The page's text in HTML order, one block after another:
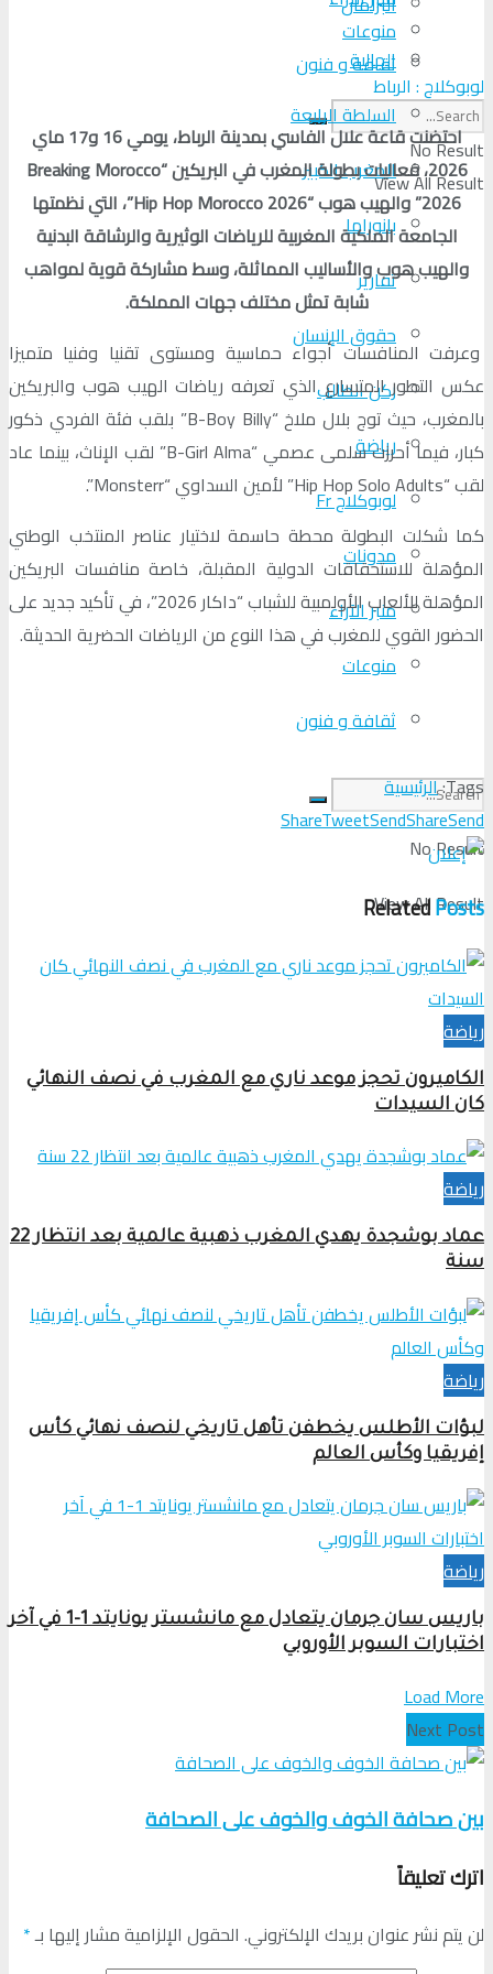
منوعات
ثقافة و فنون
No Result
View All Result
الجالية
السلطة الرابعة
المغرب الكبير
بانوراما
تقارير
حقوق الإنسان
ركن الطالب
رياضة
لوبوكلاج Fr
مدونات
منبر الآراء
منوعات
ثقافة و فنون
No Result
View All Result
لوبوكلاج : الرباط
احتضنت قاعة علال الفاسي بمدينة الرباط، يومي 16 و17 ماي
2026، فعاليات بطولة المغرب في البريكين “Breaking Morocco
2026” والهيب هوب “Hip Hop Morocco 2026”، التي نظمتها
الجامعة الملكية المغربية للرياضات الوثيرية والرشاقة البدنية
والهيب هوب والأساليب المماثلة، وسط مشاركة قوية لمواهب
شابة تمثل مختلف جهات المملكة.
وعرفت المنافسات أجواء حماسية ومستوى تقنيا وفنيا متميزا
عكس التطور المتسارع الذي تعرفه رياضات الهيب هوب والبريكين
بالمغرب، حيث توج بلال ملاخ “B-Boy Billy” بلقب فئة الفردي ذكور
كبار، فيما أحرزت سلمى عصمي “B-Girl Alma” لقب الإناث، بينما عاد
لقب “Hip Hop Solo Adults” لأمين السداوي “Monsterr”.
كما شكلت البطولة محطة حاسمة لاختيار عناصر المنتخب الوطني
المؤهلة للاستحقاقات الدولية المقبلة، خاصة منافسات البريكين
المؤهلة للألعاب الأولمبية للشباب “داكار 2026”، في تأكيد جديد على
الحضور القوي للمغرب في هذا النوع من الرياضات الحضرية الحديثة.
Tags: الرئيسية
ShareTweetSendShareSend
RelatedPosts
رياضة
الكاميرون تحجز موعد ناري مع المغرب في نصف النهائي
كان السيدات
رياضة
عماد بوشجدة يهدي المغرب ذهبية عالمية بعد انتظار 22
سنة
رياضة
لبؤات الأطلس يخطفن تأهل تاريخي لنصف نهائي كأس
إفريقيا وكأس العالم
رياضة
باريس سان جرمان يتعادل مع مانشستر يونايتد 1-1 في آخر
اختبارات السوبر الأوروبي
Load More
Next Post
بين صحافة الخوف والخوف على الصحافة
اترك تعليقاً
لن يتم نشر عنوان بريدك الإلكتروني. الحقول الإلزامية مشار إليها بـ*